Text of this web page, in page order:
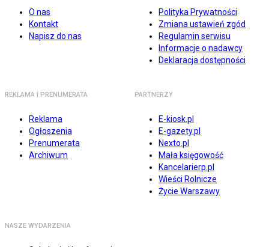
O nas
Kontakt
Napisz do nas
Polityka Prywatności
Zmiana ustawień zgód
Regulamin serwisu
Informacje o nadawcy
Deklaracja dostępności
REKLAMA I PRENUMERATA
Reklama
Ogłoszenia
Prenumerata
Archiwum
PARTNERZY
E-kiosk.pl
E-gazety.pl
Nexto.pl
Mała księgowość
Kancelarierp.pl
Wieści Rolnicze
Życie Warszawy
NASZE WYDARZENIA